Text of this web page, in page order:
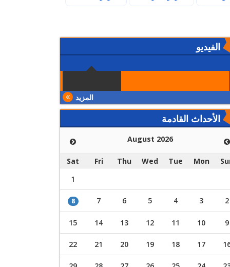
الفيديو
المزيد
الأحداث القادمة
August 2026
Mon
Tue
Wed
Thu
Fri
Sat
1
2
3
4
5
6
7
8
9
10
11
12
13
14
15
17
18
19
20
21
22